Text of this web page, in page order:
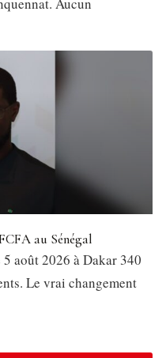
au Sénégal
août 2026 à Dakar 340
Le vrai changement